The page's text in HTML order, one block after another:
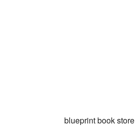
blueprint book store